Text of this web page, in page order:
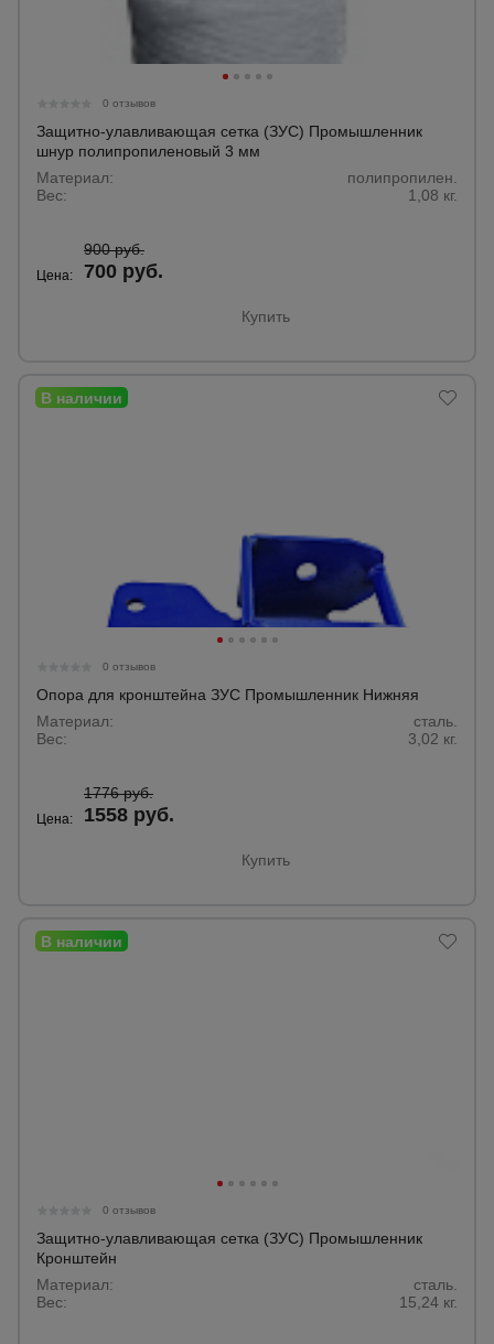
0 отзывов
Защитно-улавливающая сетка (ЗУС) Промышленник
шнур полипропиленовый 3 мм
Материал:
полипропилен.
Вес:
1,08 кг.
Цена:
900 руб.
700 руб.
Купить
0 отзывов
Опора для кронштейна ЗУС Промышленник Нижняя
Материал:
сталь.
Вес:
3,02 кг.
Цена:
1776 руб.
1558 руб.
Купить
0 отзывов
Защитно-улавливающая сетка (ЗУС) Промышленник
Кронштейн
Материал:
сталь.
Вес:
15,24 кг.
для бетонных
работ
Техника
Сварочные
аппараты
Тепловые
пушки